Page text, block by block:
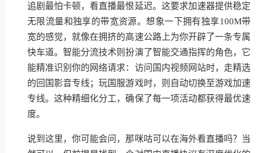
追剧最怕卡顿，看直播最恨延迟。这要求加速器提供稳定
无限流量和独享的带宽资源。想象一下拥有独享100M带
宽的感觉，就像在拥挤的高速公路上为你开辟了一条专属
快车道。智能分流技术则扮演了智能交通指挥的角色，它
能精准识别你的网络请求：访问国内视频网站时，走精选
的回国影音专线；玩国服游戏时，则自动切换至游戏加速
专线。这种精细化分工，确保了每一项活动都获得最优速
度。
说到这里，你可能会问，那咪咕可以在海外看直播吗？当